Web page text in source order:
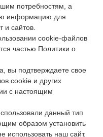
потребностям, а
информацию для
и сайтов.
cookie-файлов
частью Политики о
вы подтверждаете свое
cookie и других
с настоящим
данный тип
образом установить
использовать наш сайт.
«Пушкинской
билетов?
работу